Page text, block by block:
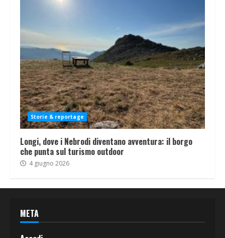
Storie & reportage
Longi, dove i Nebrodi diventano avventura: il borgo
che punta sul turismo outdoor
4 giugno 2026
META